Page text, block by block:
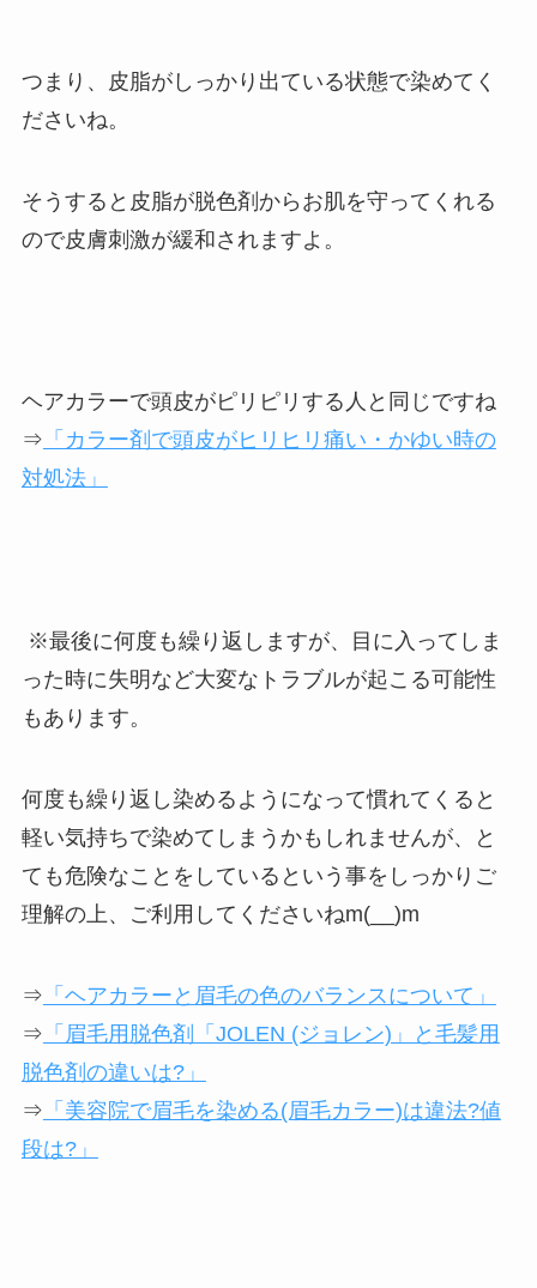
つまり、皮脂がしっかり出ている状態で染めてく
ださいね。
そうすると皮脂が脱色剤からお肌を守ってくれる
ので皮膚刺激が緩和されますよ。
ヘアカラーで頭皮がピリピリする人と同じですね
⇒ 「カラー剤で頭皮がヒリヒリ痛い・かゆい時の
対処法」
※最後に何度も繰り返しますが、目に入ってしま
った時に失明など大変なトラブルが起こる可能性
もあります。
何度も繰り返し染めるようになって慣れてくると
軽い気持ちで染めてしまうかもしれませんが、と
ても危険なことをしているという事をしっかりご
理解の上、ご利用してくださいねm(__)m
⇒ 「ヘアカラーと眉毛の色のバランスについて」
⇒ 「眉毛用脱色剤「JOLEN (ジョレン)」と毛髪用
脱色剤の違いは?」
⇒ 「美容院で眉毛を染める(眉毛カラー)は違法?値
段は?」